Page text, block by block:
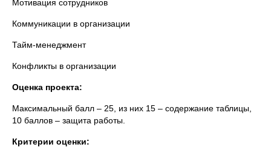
Мотивация сотрудников
Коммуникации в организации
Тайм-менеджмент
Конфликты в организации
Оценка проекта:
Максимальный балл – 25, из них 15 – содержание таблицы,
10 баллов – защита работы.
Критерии оценки: